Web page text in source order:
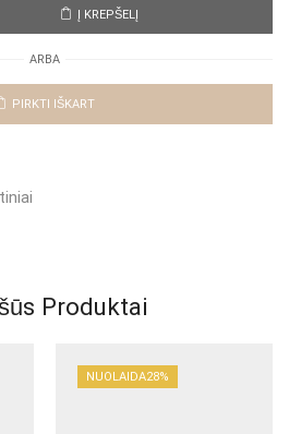
Į KREPŠELĮ
ARBA
PIRKTI IŠKART
Produktai
NUOLAIDA28%